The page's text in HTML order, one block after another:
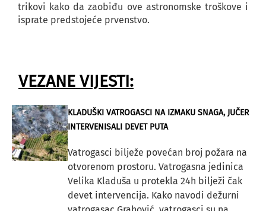
trikovi kako da zaobiđu ove astronomske troškove i
isprate predstojeće prvenstvo.
VEZANE VIJESTI:
KLADUŠKI VATROGASCI NA IZMAKU SNAGA, JUČER
INTERVENISALI DEVET PUTA
Vatrogasci bilježe povećan broj požara na
otvorenom prostoru. Vatrogasna jedinica
Velika Kladuša u protekla 24h bilježi čak
devet intervencija. Kako navodi dežurni